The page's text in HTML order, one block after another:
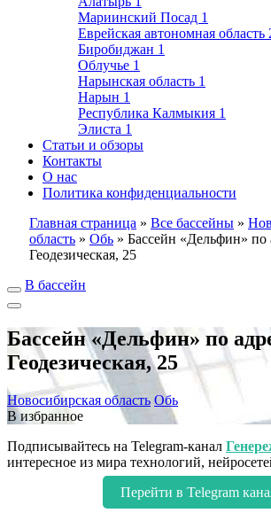
Мариинский Посад 1
Еврейская автономная область
Биробиджан 1
Облучье 1
Нарынская область 1
Нарын 1
Республика Калмыкия 1
Элиста 1
Статьи и обзоры
Контакты
О нас
Политика конфиденциальности
Главная страница » Все бассейны »
область » Обь » Бассейн «Дельфин» по
Геодезическая, 25
В бассейн
Бассейн «Дельфин» по
Геодезическая, 25
Новосибирская область Обь
В избранное
Подписывайтесь на Telegram-канал
интересное из мира технологий,
Перейти в Telegram